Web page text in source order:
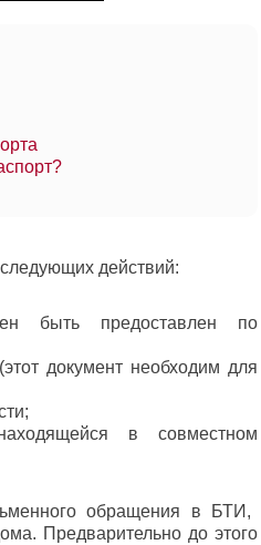
действий:
быть предоставлен по
документ необходим для
в совместном
обращения в БТИ,
Предварительно до этого